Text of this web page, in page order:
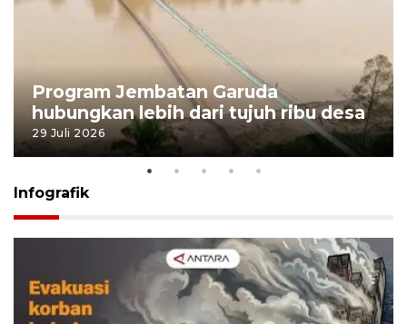
Program Jembatan Garuda
hubungkan lebih dari tujuh ribu desa
29 Juli 2026
Infografik